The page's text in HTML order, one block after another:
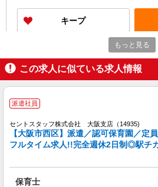
キープ
株式会社アスカ 大阪支店（jb662187）
企業内保育園・企業
時給 1,250円 〜
力により考慮 交通費
■アリス保育園
業主導型） 大阪府大
ロワイヤル161F
キープ
派遣社員
もっと見る
この求人に似ている求人情報
派遣社員
セントスタッフ株式会社 大阪支店（14935)
【大阪市西区】派遣／認可保育園／定
フルタイム求人!!完全週休2日制◎駅チ
保育士